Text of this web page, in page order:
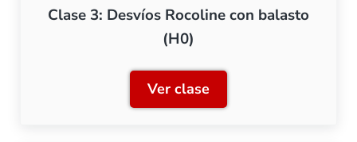
Clase 3: Desvíos Rocoline con balasto
(H0)
Ver claseClase 3: Desvíos